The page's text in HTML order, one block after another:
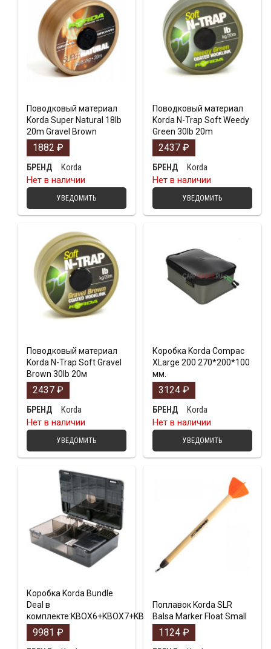
Поводковый материал
Korda Super Natural 18lb
20m Gravel Brown
1882 ₽
БРЕНД
Korda
Нет в наличии
УВЕДОМИТЬ
Поводковый материал
Korda N-Trap Soft Weedy
Green 30lb 20m
2437 ₽
БРЕНД
Korda
Нет в наличии
УВЕДОМИТЬ
Поводковый материал
Korda N-Trap Soft Gravel
Brown 30lb 20м
2437 ₽
БРЕНД
Korda
Нет в наличии
УВЕДОМИТЬ
Коробка Korda Compac
XLarge 200 270*200*100
мм.
3124 ₽
БРЕНД
Korda
Нет в наличии
УВЕДОМИТЬ
Коробка Korda Bundle
Deal в
комплекте:KBOX6+KBOX7+KBOX10+KBOX12+KBOX14
9981 ₽
Поплавок Korda SLR
Balsa Marker Float Small
1124 ₽